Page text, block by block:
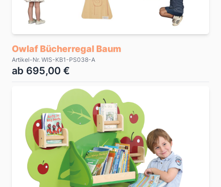
Owlaf Bücherregal Baum
Artikel-Nr. WIS-KB1-PS038-A
ab 695,00 €